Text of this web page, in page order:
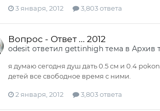
3 января, 2012 3,803 ответа
Вопрос - Ответ ... 2012
odesit ответил gettinhighтема в Архив
я думаю сегодня душ дать 0.5 см и 0.4
детей все свободное время с ними.
2 января, 2012 3,803 ответа